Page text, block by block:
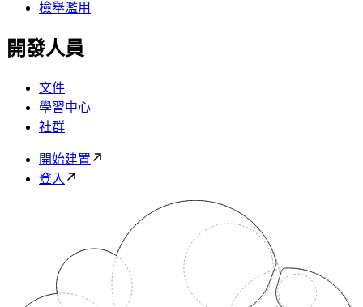
檢舉濫用
開發人員
文件
學習中心
社群
開始建置
登入